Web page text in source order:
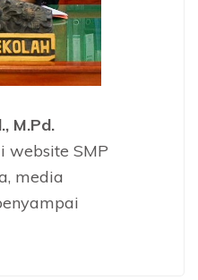
M.Pd.
website SMP
media